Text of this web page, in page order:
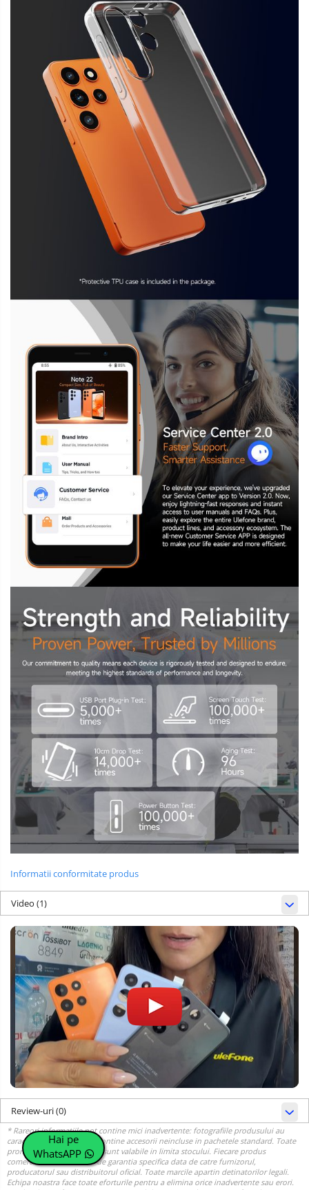
Informatii conformitate produs
Video (1)
Review-uri(0)
Hai pe
WhatsAPP